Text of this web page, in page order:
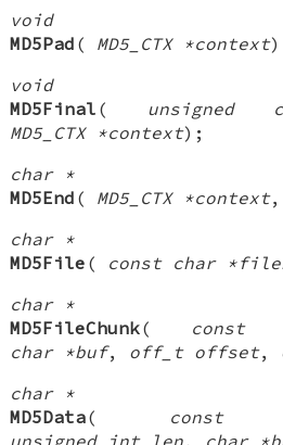
void
MD5Pad ( MD5_CTX *context
void
MD5Final ( unsigned
MD5_CTX *context);
char *
MD5End ( MD5_CTX *context,
char *
MD5File ( const char
char *
MD5FileChunk( const
char *buf, off_t offset,
char *
MD5Data( const
unsigned int len, char